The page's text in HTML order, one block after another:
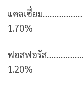
แคลเซี่ยม
1.70%
ฟอสฟอรัส
1.20%